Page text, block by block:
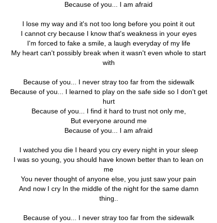
Because of you... I am afraid
I lose my way and it's not too long before you point it out
I cannot cry because I know that's weakness in your eyes
I'm forced to fake a smile, a laugh everyday of my life
My heart can't possibly break when it wasn't even whole to start
with
Because of you... I never stray too far from the sidewalk
Because of you... I learned to play on the safe side so I don't get
hurt
Because of you... I find it hard to trust not only me,
But everyone around me
Because of you... I am afraid
I watched you die I heard you cry every night in your sleep
I was so young, you should have known better than to lean on
me
You never thought of anyone else, you just saw your pain
And now I cry In the middle of the night for the same damn
thing..
Because of you... I never stray too far from the sidewalk